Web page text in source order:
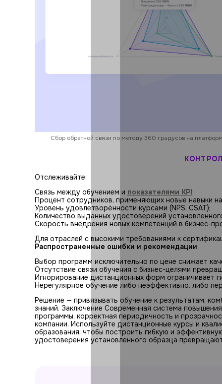
Сбор обратной связи по методу 360 градусов на
Отслеживайте:
Связь между обучением и показателями KPI;
Процент сотрудников, применяющих новые навыки
Уровень удовлетворённости курсами (NPS, CSAT);
Количество выданных удостоверений
Скорость внедрения новых компетенций в бизнес-
Для отраслей с высокими требованиями к
Распространенные ошибки и рекомендации
Выбор программ исключительно по цене снижает
Отсутствие связи обучения с бизнес-целями
Игнорирование дистанционных форм ограничивает
Нерегулярное обучение либо неэффективно, либо
Решение — привязывать обучение к результатам,
знаний. Заключение Современная система
программы, корректная периодичность и
компании. Используйте дистанционные курсы и
образования, чтобы построить гибкую и
удостоверения установленного образца